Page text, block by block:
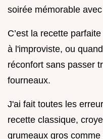
soirée mémorable
C’est la recette
à l'improviste, ou
réconfort sans passer
fourneaux.
J'ai fait toutes les
recette classique,
grumeaux gros